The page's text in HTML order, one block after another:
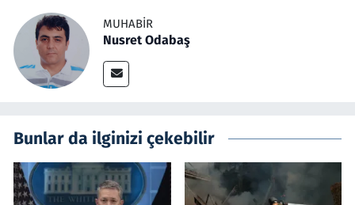
MUHABIR
Nusret Odabaş
Bunlar da ilginizi çekebilir